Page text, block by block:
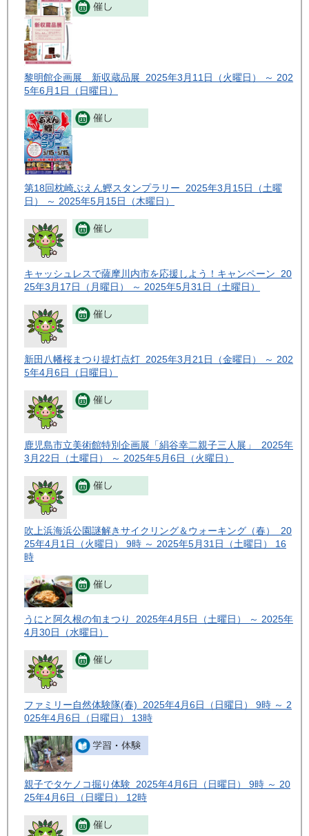
黎明館企画展 新収蔵品展 2025年3月11日（火曜日） ～ 202
5年6月1日（日曜日）
第18回枕崎ぶえん鰹スタンプラリー 2025年3月15日（土曜
日） ～ 2025年5月15日（木曜日）
キャッシュレスで薩摩川内市を応援しよう！キャンペーン 20
25年3月17日（月曜日） ～ 2025年5月31日（土曜日）
新田八幡桜まつり提灯点灯 2025年3月21日（金曜日） ～ 202
5年4月6日（日曜日）
鹿児島市立美術館特別企画展「絹谷幸二親子三人展」 2025年
3月22日（土曜日） ～ 2025年5月6日（火曜日）
吹上浜海浜公園謎解きサイクリング＆ウォーキング（春） 20
25年4月1日（火曜日） 9時 ～ 2025年5月31日（土曜日） 16
時
うにと阿久根の旬まつり 2025年4月5日（土曜日） ～ 2025年
4月30日（水曜日）
ファミリー自然体験隊(春) 2025年4月6日（日曜日） 9時 ～ 2
025年4月6日（日曜日） 13時
親子でタケノコ掘り体験 2025年4月6日（日曜日） 9時 ～ 20
25年4月6日（日曜日） 12時